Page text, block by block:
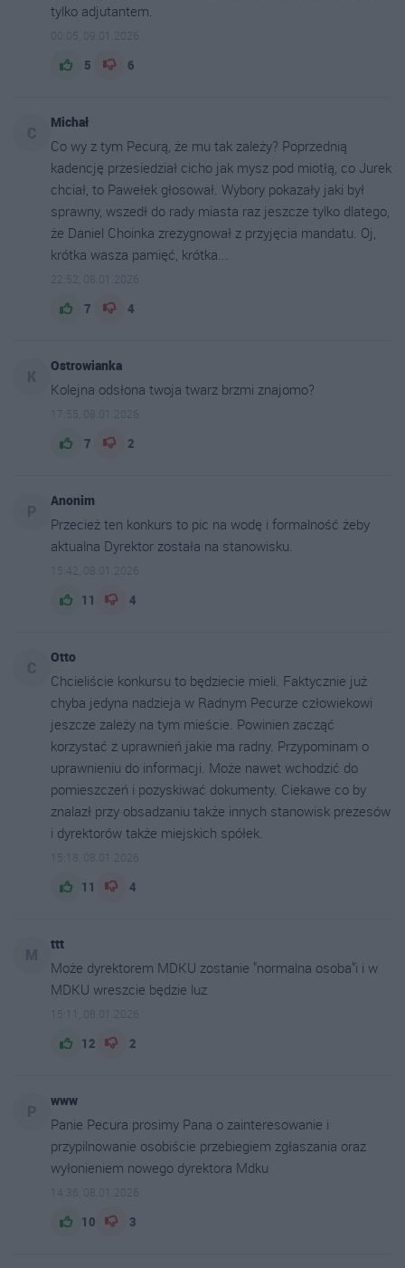
tylko adjutantem.
00:05, 09.01.2026
5 6
Michał
Co wy z tym Pecurą, że mu tak zależy? Poprzednią
kadencję przesiedział cicho jak mysz pod miotłą, co Jurek
chciał, to Pawełek głosował. Wybory pokazały jaki był
sprawny, wszedł do rady miasta raz jeszcze tylko dlatego,
że Daniel Choinka zrezygnował z przyjęcia mandatu. Oj,
krótka wasza pamięć, krótka...
22:52, 08.01.2026
7 4
Ostrowianka
Kolejna odsłona twoja twarz brzmi znajomo?
17:55, 08.01.2026
7 2
Anonim
Przecież ten konkurs to pic na wodę i formalność żeby
aktualna Dyrektor została na stanowisku.
15:42, 08.01.2026
11 4
Otto
Chcieliście konkursu to będziecie mieli. Faktycznie już
chyba jedyna nadzieja w Radnym Pecurze człowiekowi
jeszcze zależy na tym mieście. Powinien zacząć
korzystać z uprawnień jakie ma radny. Przypominam o
uprawnieniu do informacji. Może nawet wchodzić do
pomieszczeń i pozyskiwać dokumenty. Ciekawe co by
znalazł przy obsadzaniu także innych stanowisk prezesów
i dyrektorów także miejskich spółek.
15:18, 08.01.2026
11 4
ttt
Może dyrektorem MDKU zostanie "normalna osoba"i i w
MDKU wreszcie będzie luz
15:11, 08.01.2026
12 2
www
Panie Pecura prosimy Pana o zainteresowanie i
przypilnowanie osobiście przebiegiem zgłaszania oraz
wyłonieniem nowego dyrektora Mdku
14:36, 08.01.2026
10 3